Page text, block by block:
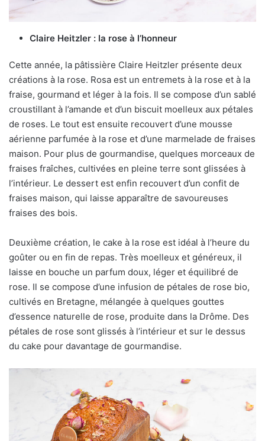
Claire Heitzler : la rose à l’honneur
Cette année, la pâtissière Claire Heitzler présente deux
créations à la rose. Rosa est un entremets à la rose et à la
fraise, gourmand et léger à la fois. Il se compose d’un sablé
croustillant à l’amande et d’un biscuit moelleux aux pétales
de roses. Le tout est ensuite recouvert d’une mousse
aérienne parfumée à la rose et d’une marmelade de fraises
maison. Pour plus de gourmandise, quelques morceaux de
fraises fraîches, cultivées en pleine terre sont glissées à
l’intérieur. Le dessert est enfin recouvert d’un confit de
fraises maison, qui laisse apparaître de savoureuses
fraises des bois.
Deuxième création, le cake à la rose est idéal à l’heure du
goûter ou en fin de repas. Très moelleux et généreux, il
laisse en bouche un parfum doux, léger et équilibré de
rose. Il se compose d’une infusion de pétales de rose bio,
cultivés en Bretagne, mélangée à quelques gouttes
d’essence naturelle de rose, produite dans la Drôme. Des
pétales de rose sont glissés à l’intérieur et sur le dessus
du cake pour davantage de gourmandise.